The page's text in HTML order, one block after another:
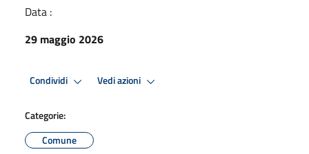
Data :
29 maggio 2026
Condividi Vedi azioni
Categorie:
Comune